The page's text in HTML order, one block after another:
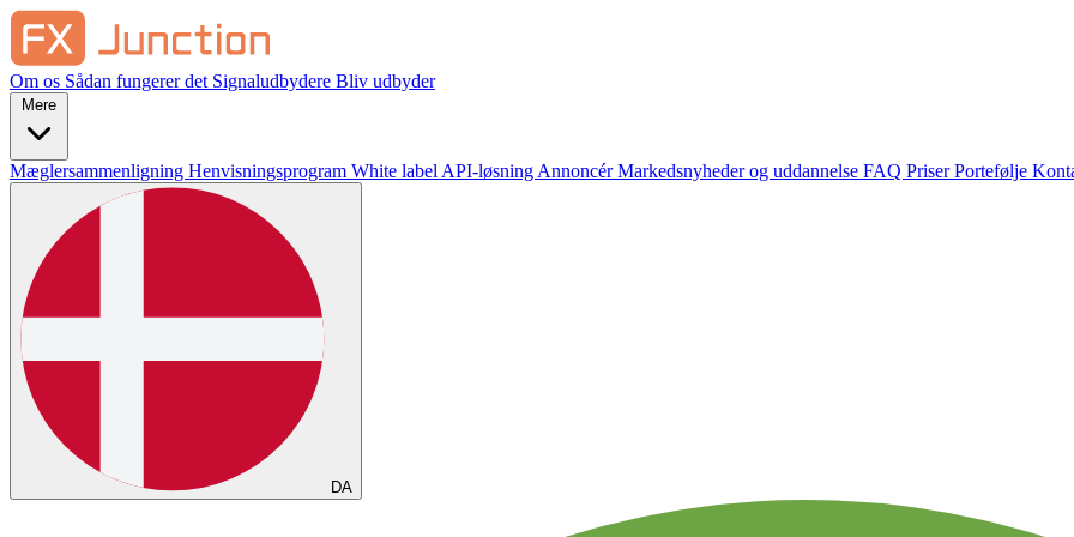
Om os Sådan fungerer det Signaludbydere Bliv udbyder
Mæglersammenligning Henvisningsprogram White label API-løsning AnnoncérMarkedsnyheder og uddannelse FAQ PriserPortefølje
DA